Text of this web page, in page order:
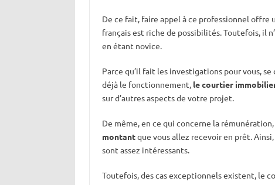
De ce fait, faire appel à ce professionnel offre
français est riche de possibilités. Toutefois, il
en étant novice.
Parce qu’il fait les investigations pour vous,
déjà le fonctionnement, le courtier
sur d’autres aspects de votre projet.
De même, en ce qui concerne la
montantque vous allez recevoir en prêt.
sont assez intéressants.
Toutefois, des cas exceptionnels existent, le